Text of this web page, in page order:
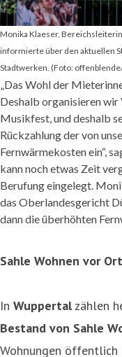
Monika Klaeser,
informierte über den aktuellen
Stadtwerken. (Foto:
„Das Wohl der
Deshalb organisieren wir
Musikfest, und deshalb
Rückzahlung der von
Fernwärmekosten ein“,
kann noch etwas Zeit
Berufung eingelegt.
das Oberlandesgericht
dann die überhöhten
Sahle Wohnen vor Ort
In Wuppertalzählen
Bestand von Sahle
Wohnungen